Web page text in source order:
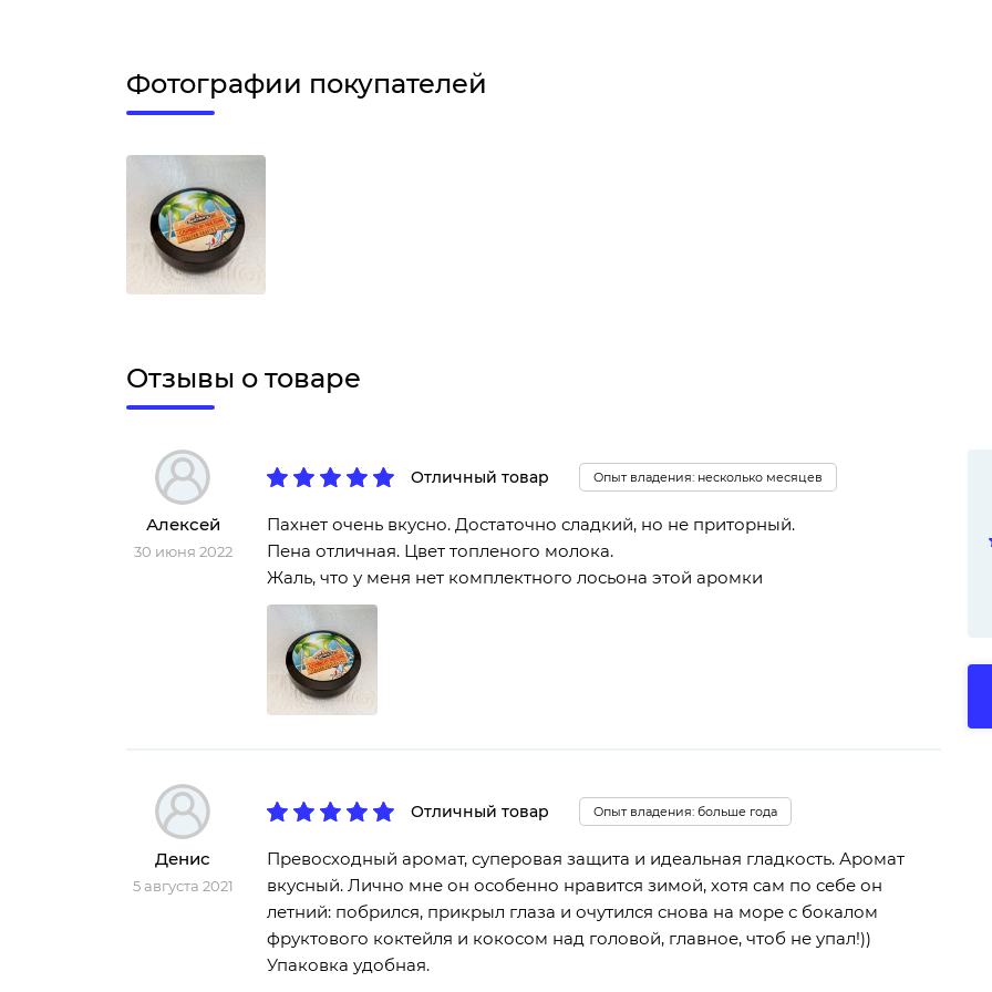
Фотографии покупателей
Отзывы о товаре
Алексей
30 июня 2022
Отличный товар Опыт владения: несколько месяцев
Пахнет очень вкусно. Достаточно сладкий, но не приторный.
Пена отличная. Цвет топленого молока.
Жаль, что у меня нет комплектного лосьона этой аромки
Денис
5 августа 2021
Отличный товар Опыт владения: больше года
Превосходный аромат, суперовая защита и идеальная гладкость. Аромат
вкусный. Лично мне он особенно нравится зимой, хотя сам по себе он
летний: побрился, прикрыл глаза и очутился снова на море с бокалом
фруктового коктейля и кокосом над головой, главное, чтоб не упал!))
Упаковка удобная.